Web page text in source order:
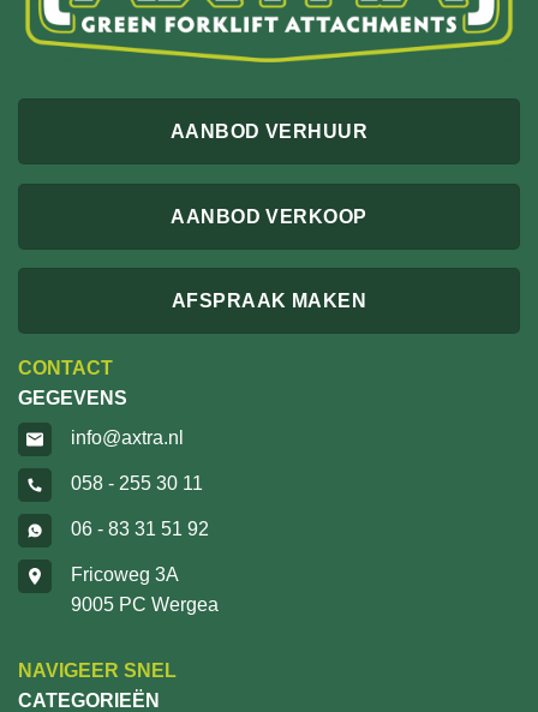
AANBOD VERHUUR
AANBOD VERKOOP
AFSPRAAK MAKEN
CONTACT
GEGEVENS
info@axtra.nl
058 - 255 30 11
06 - 83 31 51 92
Fricoweg 3A
9005 PC Wergea
NAVIGEER SNEL
CATEGORIEËN